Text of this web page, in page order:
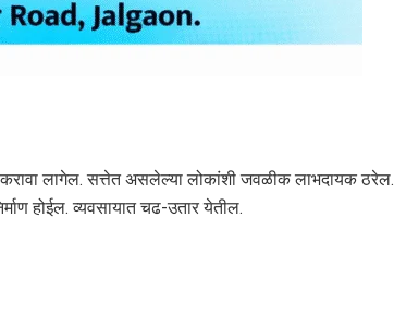
करावा लागेल. सत्तेत असलेल्या लोकांशी जवळीक लाभदायक ठरेल.
होईल. व्यवसायात चढ-उतार येतील.